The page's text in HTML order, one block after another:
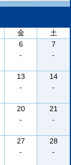
金
土
6
-
7
-
13
-
14
-
20
-
21
-
27
-
28
-